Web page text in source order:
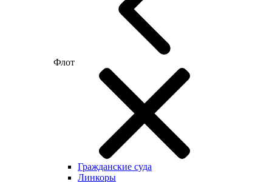
Флот
Гражданские суда
Линкоры